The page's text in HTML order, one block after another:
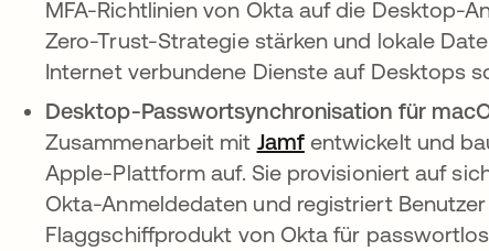
MFA-Richtlinien von Okta auf die Desktop-
Zero-Trust-Strategie stärken und lokale
Internet verbundene Dienste auf Desktops
Desktop-Passwortsynchronisation für
Zusammenarbeit mit Jamfentwickelt und
Apple-Plattform auf. Sie provisioniert auf
Okta-Anmeldedaten und registriert
Flaggschiffprodukt von Okta für